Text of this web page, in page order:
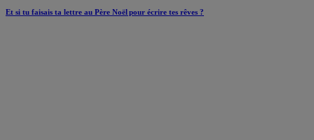
Et si tu faisais ta lettre au Père Noël pour écrire tes rêves ?